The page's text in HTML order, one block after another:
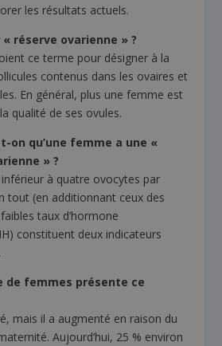
les résultats actuels.
réserve ovarienne » ?
ce terme pour désigner à la
contenus dans les ovaires et
En général, plus une femme est
qualité de ses ovules.
on qu’une femme a une «
» ?
à quatre ovocytes par
tout (en additionnant ceux des
taux d’hormone
constituent deux indicateurs
de femmes présente ce
mais il a augmenté en raison du
Aujourd’hui, 25 % environ